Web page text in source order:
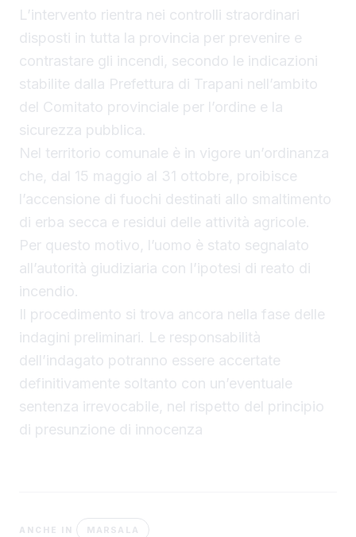
L’intervento rientra nei controlli straordinari
disposti in tutta la provincia per prevenire e
contrastare gli incendi, secondo le indicazioni
stabilite dalla Prefettura di Trapani nell’ambito
del Comitato provinciale per l’ordine e la
sicurezza pubblica.
Nel territorio comunale è in vigore un’ordinanza
che, dal 15 maggio al 31 ottobre, proibisce
l’accensione di fuochi destinati allo smaltimento
di erba secca e residui delle attività agricole.
Per questo motivo, l’uomo è stato segnalato
all’autorità giudiziaria con l’ipotesi di reato di
incendio.
Il procedimento si trova ancora nella fase delle
indagini preliminari. Le responsabilità
dell’indagato potranno essere accertate
definitivamente soltanto con un’eventuale
sentenza irrevocabile, nel rispetto del principio
di presunzione di innocenza
ANCHE IN MARSALA